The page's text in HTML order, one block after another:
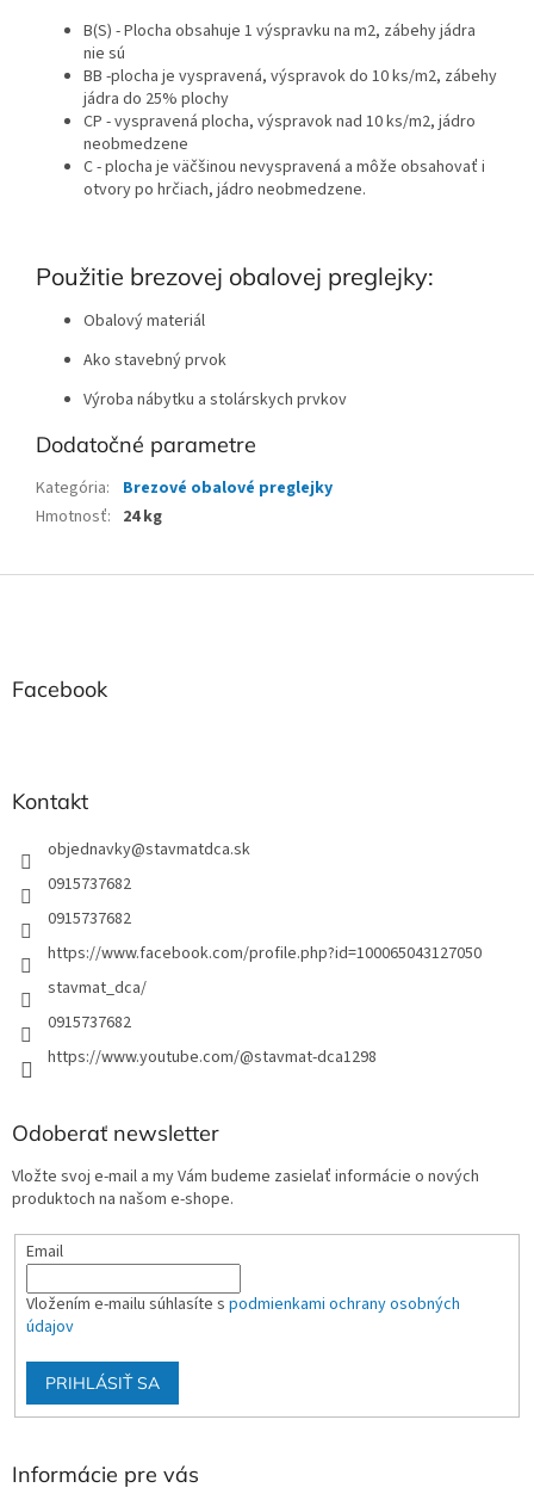
B(S) - Plocha obsahuje 1 výspravku na m2, zábehy jádra
nie sú
BB -plocha je vyspravená, výspravok do 10 ks/m2, zábehy
jádra do 25% plochy
CP - vyspravená plocha, výspravok nad 10 ks/m2, jádro
neobmedzene
C - plocha je väčšinou nevyspravená a môže obsahovať i
otvory po hrčiach, jádro neobmedzene.
Použitie brezovej obalovej preglejky:
Obalový materiál
Ako stavebný prvok
Výroba nábytku a stolárskych prvkov
Dodatočné parametre
Kategória:
Brezové obalové preglejky
Hmotnosť: 24 kg
Z
Facebook
Kontakt
objednavky@stavmatdca.sk
0915737682
0915737682
https://www.facebook.com/profile.php?id=100065043127050
stavmat_dca/
0915737682
https://www.youtube.com/@stavmat-dca1298
Odoberať newsletter
Vložte svoj e-mail a my Vám budeme zasielať informácie o nových
produktoch na našom e-shope.
Email
Vložením e-mailu súhlasíte s podmienkami ochrany osobných
údajov
PRIHLÁSIŤ SA
Informácie pre vás